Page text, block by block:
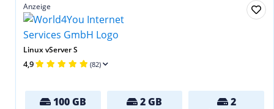
Anzeige
Linux vServer S
4,9 (82)
100 GB 2 GB 2